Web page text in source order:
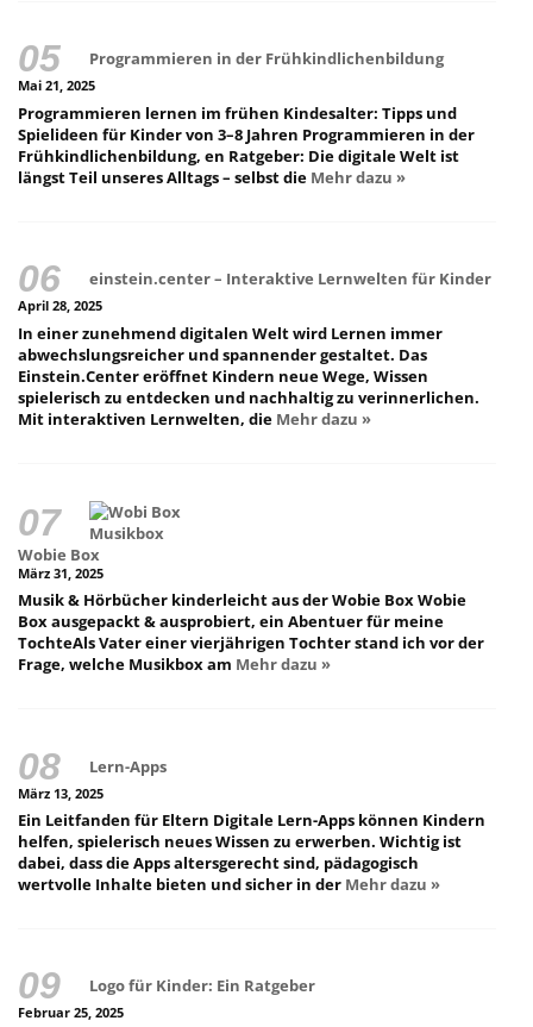
Programmieren in der Frühkindlichenbildung
Mai 21, 2025
Programmieren lernen im frühen Kindesalter: Tipps und
Spielideen für Kinder von 3–8 Jahren Programmieren in der
Frühkindlichenbildung, en Ratgeber: Die digitale Welt ist
längst Teil unseres Alltags – selbst die Mehr dazu »
einstein.center – Interaktive Lernwelten für Kinder
April 28, 2025
In einer zunehmend digitalen Welt wird Lernen immer
abwechslungsreicher und spannender gestaltet. Das
Einstein.Center eröffnet Kindern neue Wege, Wissen
spielerisch zu entdecken und nachhaltig zu verinnerlichen.
Mit interaktiven Lernwelten, die Mehr dazu »
Wobie Box
März 31, 2025
Musik & Hörbücher kinderleicht aus der Wobie Box Wobie
Box ausgepackt & ausprobiert, ein Abentuer für meine
TochteAls Vater einer vierjährigen Tochter stand ich vor der
Frage, welche Musikbox am Mehr dazu »
Lern-Apps
März 13, 2025
Ein Leitfanden für Eltern Digitale Lern-Apps können Kindern
helfen, spielerisch neues Wissen zu erwerben. Wichtig ist
dabei, dass die Apps altersgerecht sind, pädagogisch
wertvolle Inhalte bieten und sicher in der Mehr dazu »
Logo für Kinder: Ein Ratgeber
Februar 25, 2025